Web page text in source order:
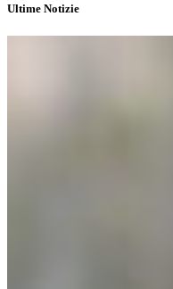
Ultime Notizie